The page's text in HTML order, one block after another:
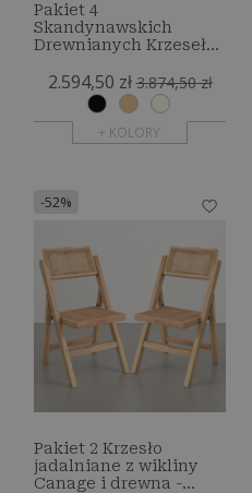
Pakiet 4
Skandynawskich
Drewnianych Krzeseł
Siedziskiem ze Sznurka
2.594,50 zł 3.874,50 zł
+ KOLORY
-52%
Pakiet 2 Krzesło
jadalniane z wikliny
Canage i drewna -